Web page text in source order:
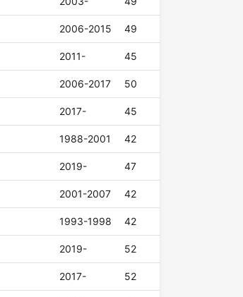
2006-2015 49
2011- 45
2006-2017 50
2017- 45
1988-2001 42
2019- 47
2001-2007 42
1993-1998 42
2019- 52
2017- 52